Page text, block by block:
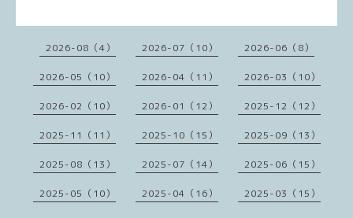
2026-08（4） 2026-07（10） 2026-06（8）
2026-05（10） 2026-04（11） 2026-03（10）
2026-02（10） 2026-01（12） 2025-12（12）
2025-11（11） 2025-10（15） 2025-09（13）
2025-08（13） 2025-07（14） 2025-06（15）
2025-05（10） 2025-04（16） 2025-03（15）